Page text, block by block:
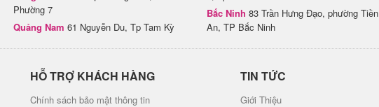
Phường 7
Quảng Nam 61 Nguyễn Du, Tp Tam Kỳ
Bắc Ninh 83 Trần Hưng Đạo, phường Tiền
An, TP Bắc Ninh
HỖ TRỢ KHÁCH HÀNG
Chính sách bảo mật thông tin
TIN TỨC
Giới Thiệu